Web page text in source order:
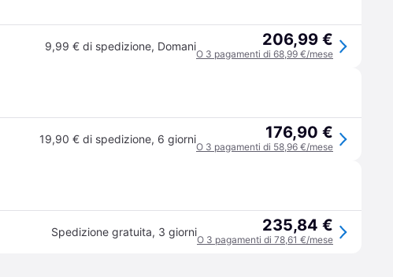
9,99 € di spedizione, Domani 206,99 €
O 3 pagamenti di 68,99 €/mese
19,90 € di spedizione, 6 giorni 176,90 €
O 3 pagamenti di 58,96 €/mese
Spedizione gratuita, 3 giorni 235,84 €
O 3 pagamenti di 78,61 €/mese